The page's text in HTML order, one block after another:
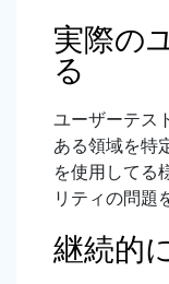
実際の
る
ユーザーテス
ある領域を特
を使用してる
リティの問題
継続的